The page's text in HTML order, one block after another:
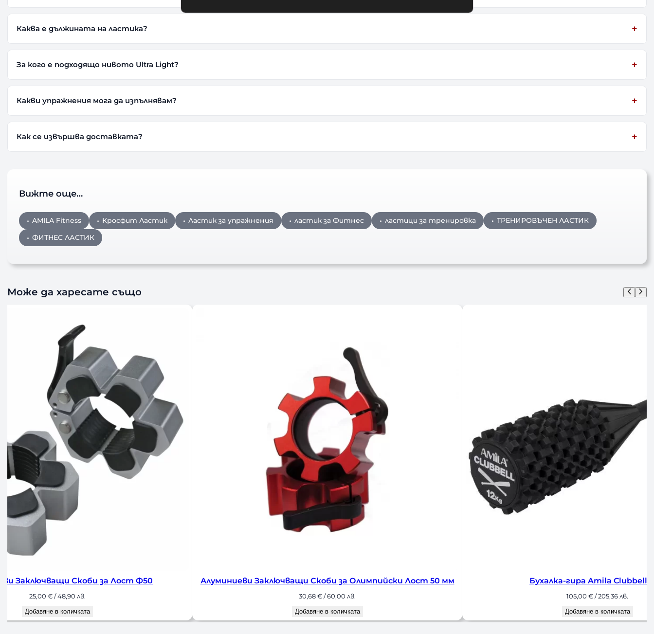
Каква е дължината на ластика?
За кого е подходящо нивото Ultra Light?
Какви упражнения мога да изпълнявам?
Как се извършва доставката?
Вижте още…
AMILA Fitness Кросфит Ластик Ластик за упражнения ластик за Фитнес ластици за тренировка
ТРЕНИРОВЪЧЕН ЛАСТИК
ФИТНЕС ЛАСТИК
Може да харесате също
Алуминиеви Заключващи Скоби за Олимпийски Лост 50 мм Бухалка-гира Amila Clubbell 12кг